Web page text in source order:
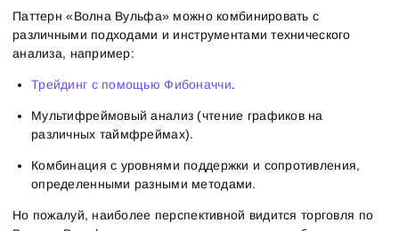
Паттерн «‎Волна Вульфа» можно комбинировать с
различными подходами и инструментами технического
анализа, например:
Трейдинг с помощью Фибоначчи.
Мультифреймовый анализ (чтение графиков на
различных таймфреймах).
Комбинация с уровнями поддержки и сопротивления,
определенными разными методами.
Но пожалуй, наиболее перспективной видится торговля по
Вход
Восстановить пароль
Введи адрес электронной почты, и мы отправим
ссылку для создания нового пароля.
Регистрация
Я хочу получать специальные предложения от
ATAS
Я принимаю:
License agreement